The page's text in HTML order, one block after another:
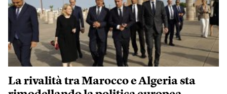
La rivalità tra Marocco e Algeria sta